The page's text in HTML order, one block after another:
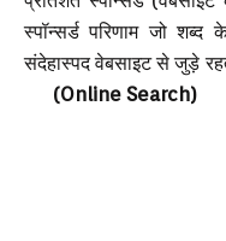
स्पॉन्सर्ड परिणाम जो
संदेहास्पद वेबसाइट से जुड़े
(Online Search)